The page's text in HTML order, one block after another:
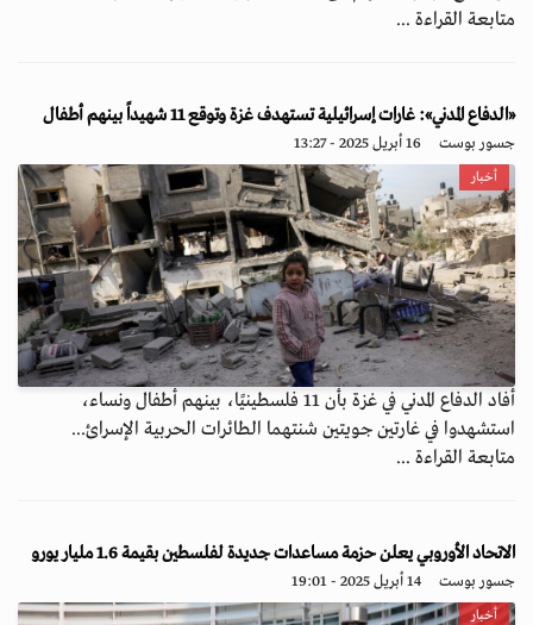
متابعة القراءة ...
«الدفاع المدني»: غارات إسرائيلية تستهدف غزة وتوقع 11 شهيداً بينهم أطفال
جسور بوست 16 أبريل 2025 - 13:27
أخبار
أفاد الدفاع المدني في غزة بأن 11 فلسطينيًا، بينهم أطفال ونساء،
استشهدوا في غارتين جويتين شنتهما الطائرات الحربية الإسرائ...
متابعة القراءة ...
الاتحاد الأوروبي يعلن حزمة مساعدات جديدة لفلسطين بقيمة 1.6 مليار يورو
جسور بوست 14 أبريل 2025 - 19:01
أخبار